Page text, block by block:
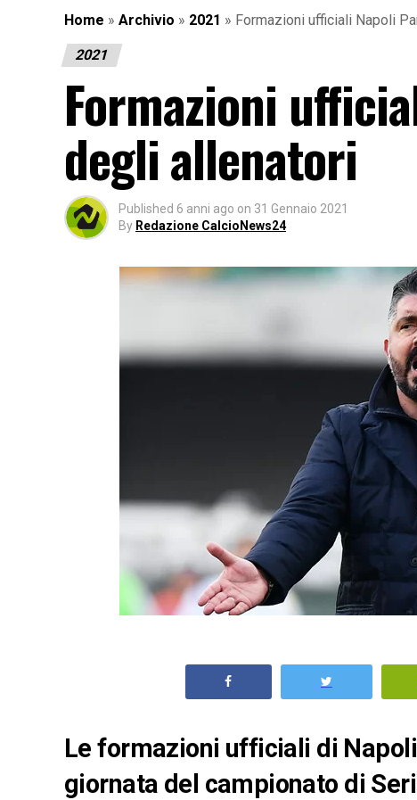
Home » Archivio » 2021 » Formazioni ufficiali Napoli
2021
Formazioni
degli allenatori
Published 6 anni ago on 31 Gennaio 2021
By Redazione CalcioNews24
Le formazioni ufficiali di
giornata del campionato di